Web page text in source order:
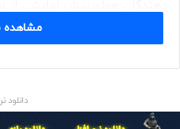
مشاهده
دانلود